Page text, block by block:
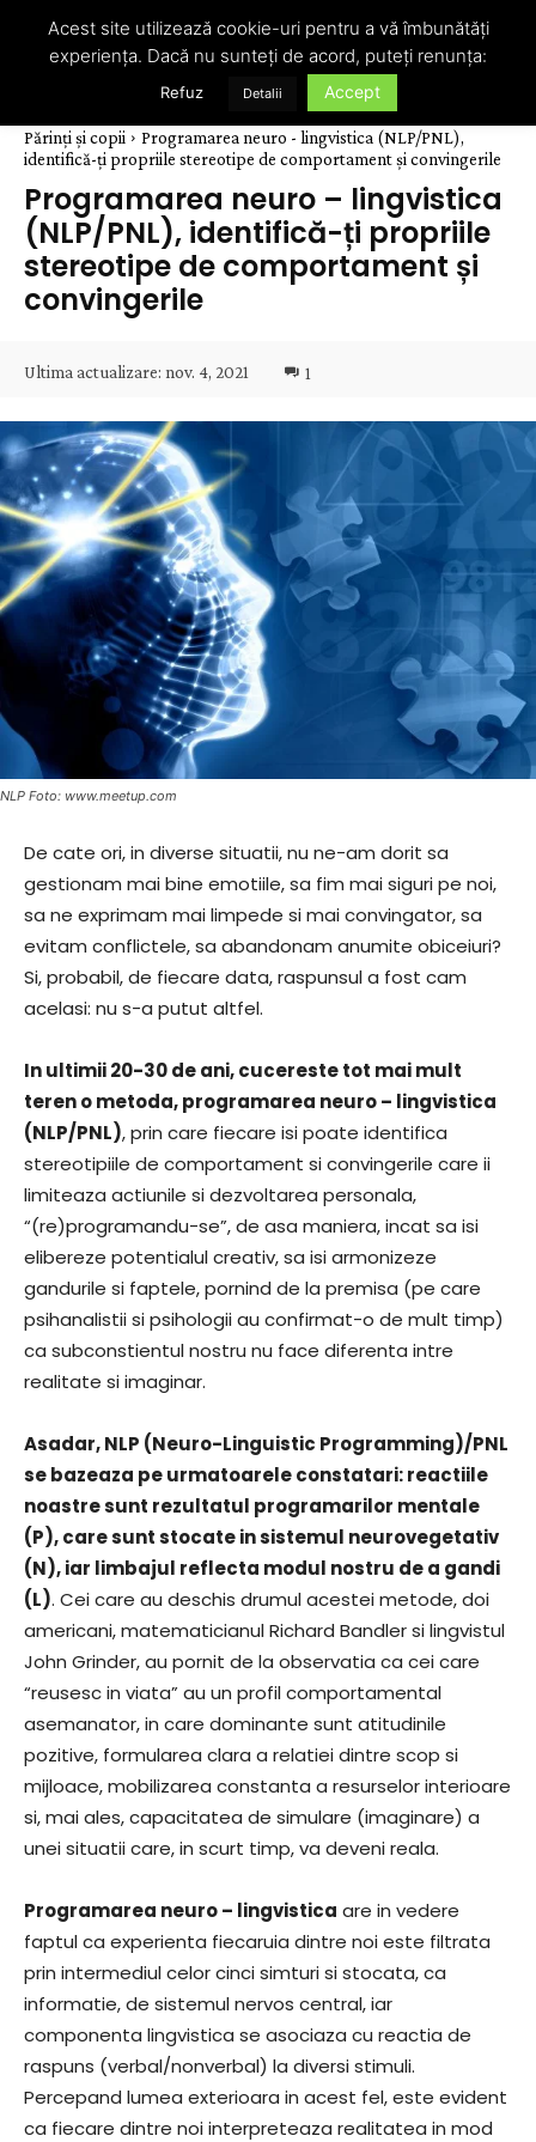
Părinți și copii
Programarea neuro - lingvistica (NLP/PNL),
identifică-ți propriile stereotipe de comportament și convingerile
Programarea neuro – lingvistica
(NLP/PNL), identifică-ți propriile
stereotipe de comportament și
convingerile
Ultima actualizare: nov. 4, 2021 1
NLP Foto: www.meetup.com
De cate ori, in diverse situatii, nu ne-am dorit sa
gestionam mai bine emotiile, sa fim mai siguri pe noi,
sa ne exprimam mai limpede si mai convingator, sa
evitam conflictele, sa abandonam anumite obiceiuri?
Si, probabil, de fiecare data, raspunsul a fost cam
acelasi: nu s-a putut altfel.
In ultimii 20-30 de ani, cucereste tot mai mult
teren o metoda, programarea neuro – lingvistica
(NLP/PNL), prin care fiecare isi poate identifica
stereotipiile de comportament si convingerile care ii
limiteaza actiunile si dezvoltarea personala,
“(re)programandu-se”, de asa maniera, incat sa isi
elibereze potentialul creativ, sa isi armonizeze
gandurile si faptele, pornind de la premisa (pe care
psihanalistii si psihologii au confirmat-o de mult timp)
ca subconstientul nostru nu face diferenta intre
realitate si imaginar.
Asadar, NLP (Neuro-Linguistic Programming)/PNL
se bazeaza pe urmatoarele constatari: reactiile
noastre sunt rezultatul programarilor mentale
(P), care sunt stocate in sistemul neurovegetativ
(N), iar limbajul reflecta modul nostru de a gandi
(L). Cei care au deschis drumul acestei metode, doi
americani, matematicianul Richard Bandler si lingvistul
John Grinder, au pornit de la observatia ca cei care
“reusesc in viata” au un profil comportamental
asemanator, in care dominante sunt atitudinile
pozitive, formularea clara a relatiei dintre scop si
mijloace, mobilizarea constanta a resurselor interioare
si, mai ales, capacitatea de simulare (imaginare) a
unei situatii care, in scurt timp, va deveni reala.
Programarea neuro – lingvistica are in vedere
faptul ca experienta fiecaruia dintre noi este filtrata
prin intermediul celor cinci simturi si stocata, ca
informatie, de sistemul nervos central, iar
componenta lingvistica se asociaza cu reactia de
raspuns (verbal/nonverbal) la diversi stimuli.
Percepand lumea exterioara in acest fel, este evident
ca fiecare dintre noi interpreteaza realitatea in mod
Acest site utilizează cookie-uri pentru a vă îmbunătăți
experiența. Dacă nu sunteți de acord, puteți renunța:
Refuz Detalii Accept